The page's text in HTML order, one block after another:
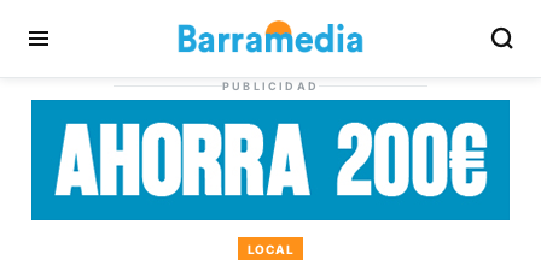
PUBLICIDAD
LOCAL